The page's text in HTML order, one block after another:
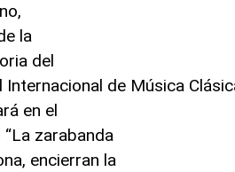
la
del
Internacional de Música
en el
zarabanda
encierran la